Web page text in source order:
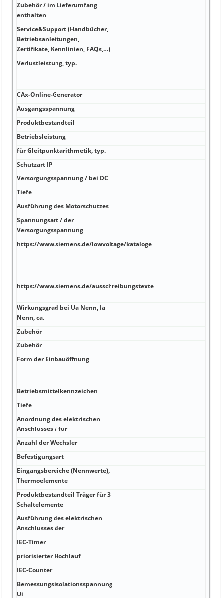
Zubehör / im Lieferumfang
enthalten
Service&Support (Handbücher,
Betriebsanleitungen,
Zertifikate, Kennlinien, FAQs,…)
Verlustleistung, typ.
CAx-Online-Generator
Ausgangsspannung
Produktbestandteil
Betriebsleistung
für Gleitpunktarithmetik, typ.
Schutzart IP
Versorgungsspannung / bei DC
Tiefe
Ausführung des Motorschutzes
Spannungsart / der
Versorgungsspannung
https://www.siemens.de/lowvoltage/kataloge
https://www.siemens.de/ausschreibungstexte
Wirkungsgrad bei Ua Nenn, Ia
Nenn, ca.
Zubehör
Zubehör
Form der Einbauöffnung
Betriebsmittelkennzeichen
Tiefe
Anordnung des elektrischen
Anschlusses / für
Anzahl der Wechsler
Befestigungsart
Eingangsbereiche (Nennwerte),
Thermoelemente
Produktbestandteil Träger für 3
Schaltelemente
Ausführung des elektrischen
Anschlusses der
IEC-Timer
priorisierter Hochlauf
IEC-Counter
Bemessungsisolationsspannung
Ui